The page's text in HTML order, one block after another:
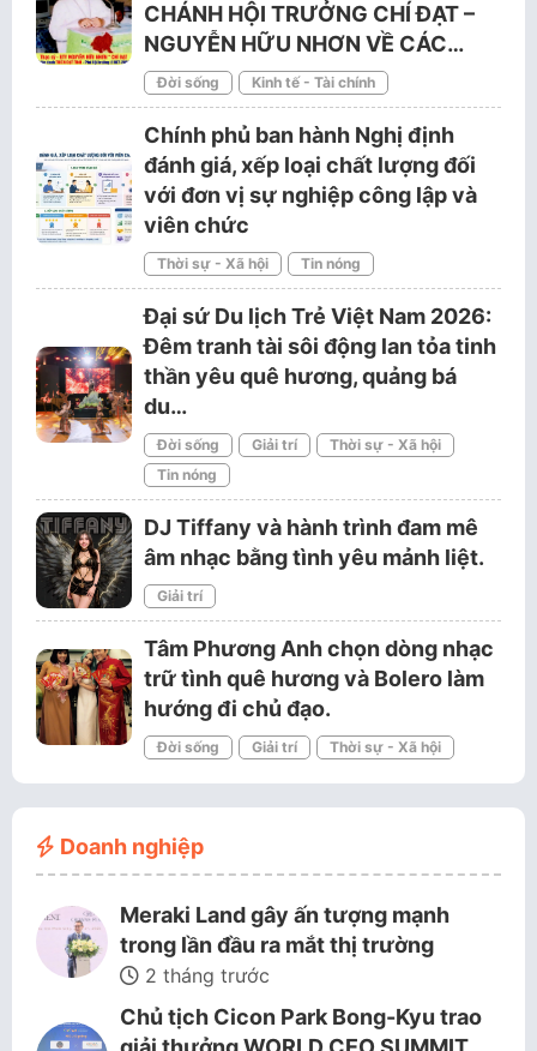
CHÁNH HỘI TRƯỞNG CHÍ ĐẠT –
NGUYỄN HỮU NHƠN VỀ CÁC…
Đời sống Kinh tế - Tài chính
Chính phủ ban hành Nghị định
đánh giá, xếp loại chất lượng đối
với đơn vị sự nghiệp công lập và
viên chức
Thời sự - Xã hội Tin nóng
Đại sứ Du lịch Trẻ Việt Nam 2026:
Đêm tranh tài sôi động lan tỏa tinh
thần yêu quê hương, quảng bá
du…
Đời sống Giải trí
Thời sự - Xã hội
Tin nóng
DJ Tiffany và hành trình đam mê
âm nhạc bằng tình yêu mảnh liệt.
Giải trí
Tâm Phương Anh chọn dòng nhạc
trữ tình quê hương và Bolero làm
hướng đi chủ đạo.
Đời sống Giải trí Thời sự - Xã hội
Doanh nghiệp
Meraki Land gây ấn tượng mạnh
trong lần đầu ra mắt thị trường
2 tháng trước
Chủ tịch Cicon Park Bong-Kyu trao